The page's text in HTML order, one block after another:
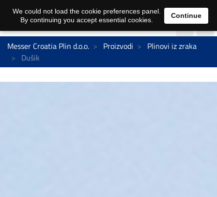
Messer Croatia Plin d.o.o. Proizvodi
Plinovi iz zraka
Dušik
We could not load the cookie preferences panel.
By continuing you accept essential cookies.
Continue